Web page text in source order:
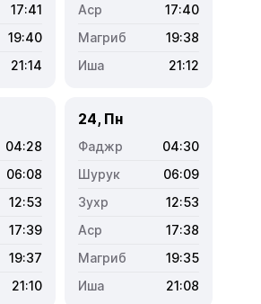
17:41
19:40
21:14
17:40
19:38
21:12
04:28
06:08
12:53
17:39
19:37
21:10
24, Пн
04:30
06:09
12:53
17:38
19:35
21:08